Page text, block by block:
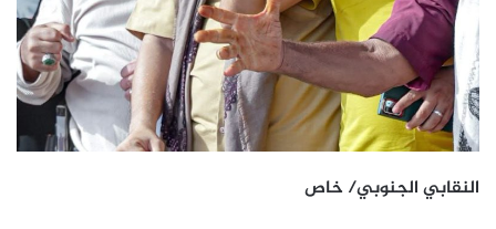
النقابي الجنوبي/ خاص